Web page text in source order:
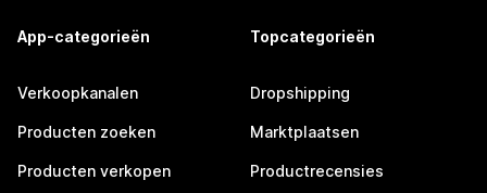
App-categorieën
Verkoopkanalen
Producten zoeken
Producten verkopen
Topcategorieën
Dropshipping
Marktplaatsen
Productrecensies